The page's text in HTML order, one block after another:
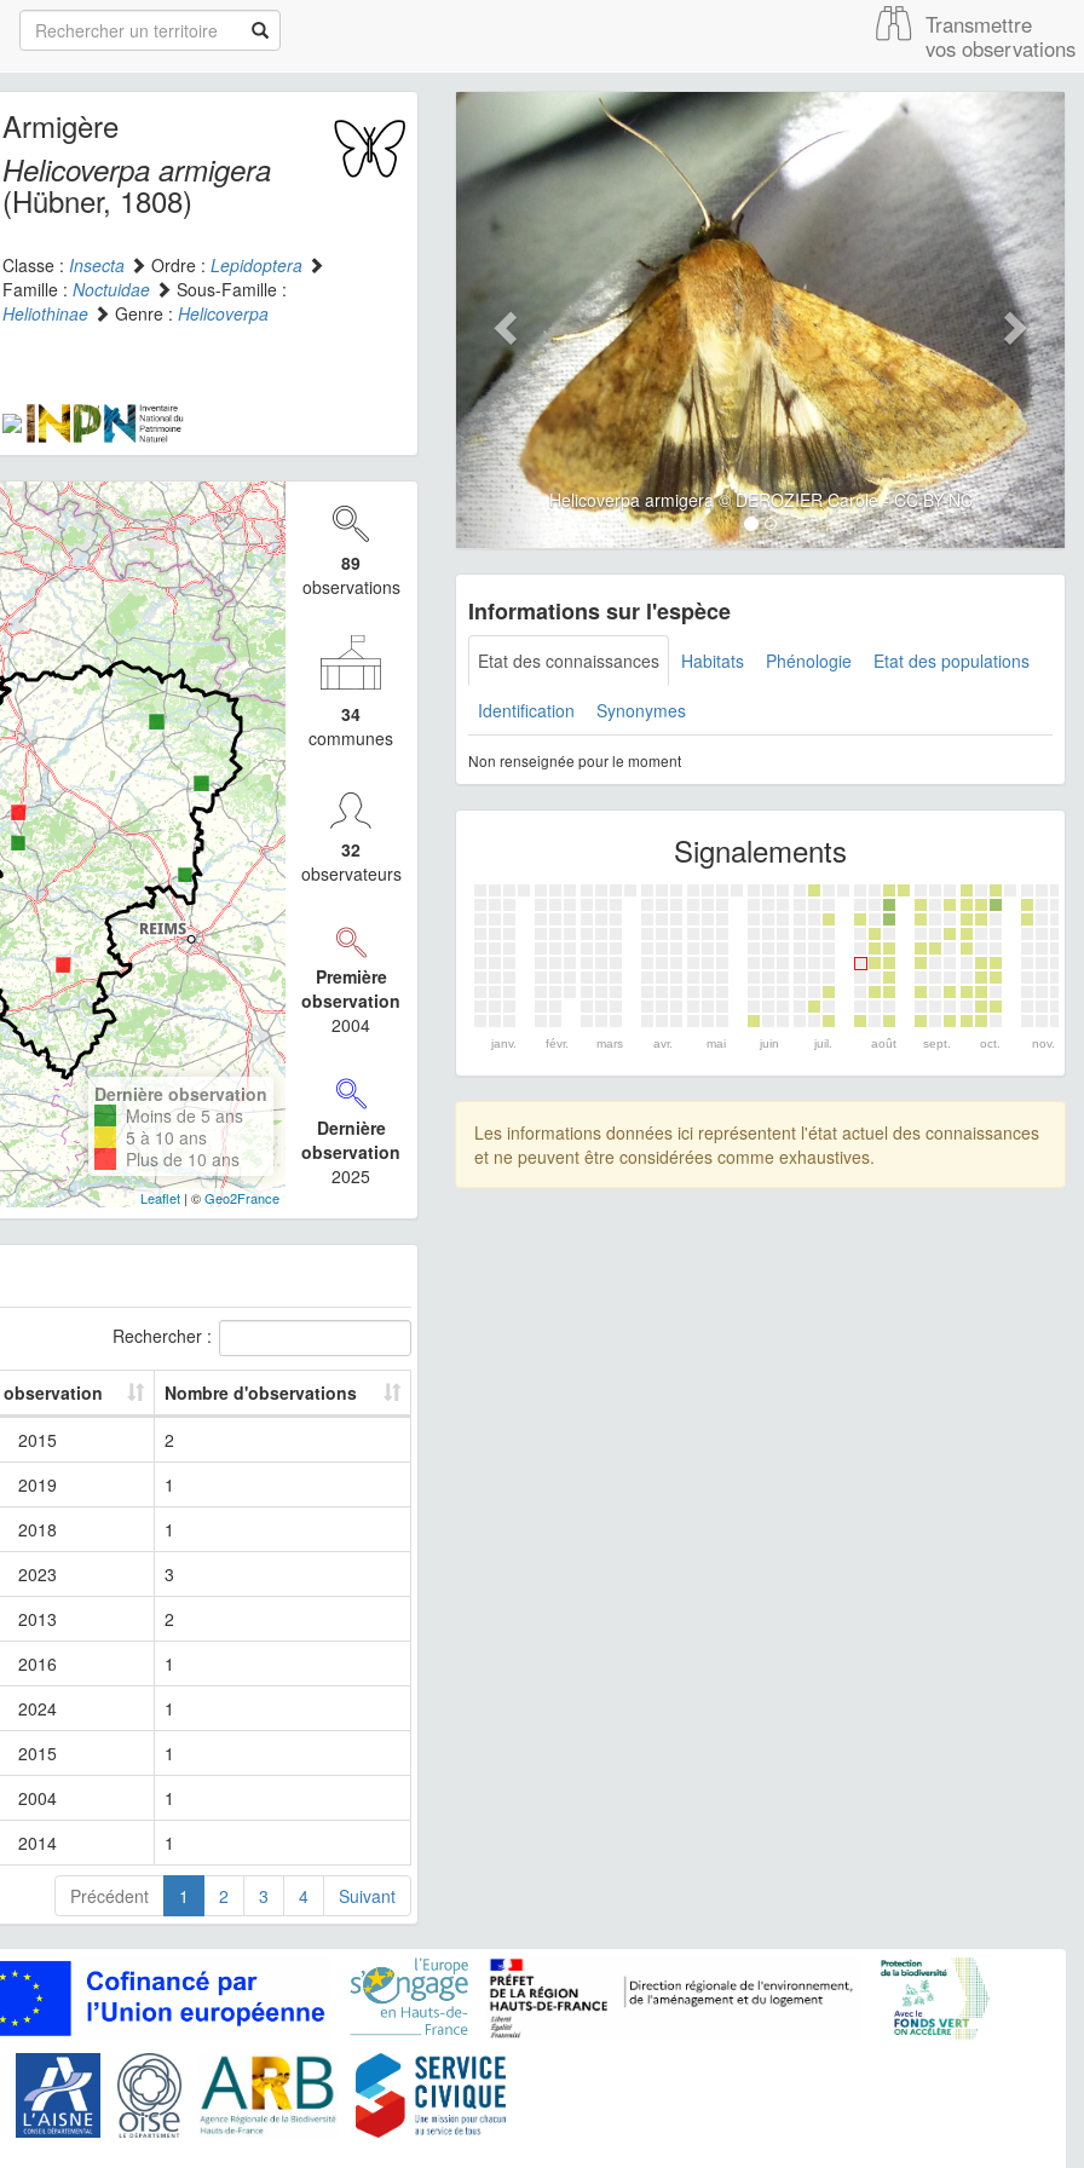
Transmettre
vos observations
Armigère
Helicoverpa armigera
(Hübner, 1808)
Classe : Insecta Ordre : Lepidoptera
Famille : Noctuidae
Sous-Famille :
Heliothinae
Genre : Helicoverpa
Dernière observation
Moins de 5 ans
5 à 10 ans
Plus de 10 ans
Leaflet| ©Geo2France
89
observations
34
communes
32
observateurs
Première
observation
2004
Dernière
observation
2025
Rechercher :
observation
Nombre d'observations
2015
2
2019
1
2018
1
2023
3
2013
2
2016
1
2024
1
2015
1
2004
1
2014
1
Précédent 1 2 3 4 Suivant
Helicoverpa armigera © DEROZIER Carole - CC BY-NC
Informations sur l'espèce
Etat des connaissances Habitats Phénologie Etat des populations
Identification Synonymes
Non renseignée pour le moment
Signalements
janv. févr. mars avr. mai juin juil. août sept. oct. nov.
Les informations données ici représentent l'état actuel des connaissances
et ne peuvent être considérées comme exhaustives.